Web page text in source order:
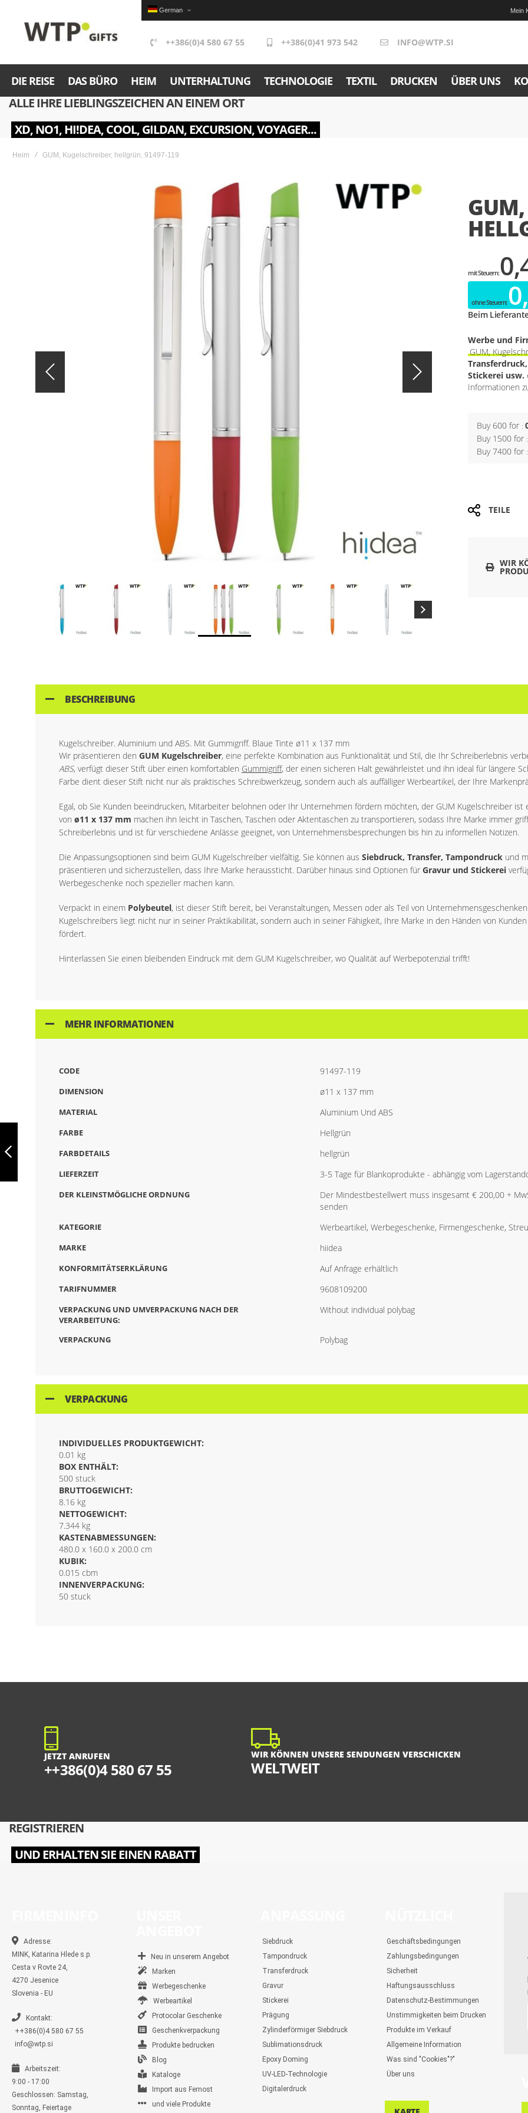
German Mein
++386(0)4 580 67 55 ++386(0)41 973 542 INFO@WTP.SI
DIE REISE DAS BÜRO HEIM UNTERHALTUNG TECHNOLOGIE TEXTIL DRUCKEN ÜBER UNS
ALLE IHRE LIEBLINGSZEICHEN AN EINEM ORT
XD, NO1, HI!DEA, COOL, GILDAN, EXCURSION, VOYAGER...
Heim GUM, Kugelschreiber, hellgrün, 91497-119
the
images
GUM,
Beim
Werbe und
GUM,
Stickerei usw.
Informationen
Buy 600 for
Buy 1500 for
Buy 7400 for
TEILE
WIR
KUGELSCHREIBER
VERGOLDETEN
GOLD, 91489-117
BESCHREIBUNG
Kugelschreiber. Aluminium und ABS. Mit Gummigriff. Blaue Tinte ø11 x 137 mm
Wir präsentieren den GUM Kugelschreiber, eine perfekte Kombination aus Funktionalität und Stil, die Ihr Schreiberlebnis
ABS, verfügt dieser Stift über einen komfortablen Gummigriff, der einen sicheren Halt gewährleistet und ihn ideal für längere
Farbe dient dieser Stift nicht nur als praktisches Schreibwerkzeug, sondern auch als auffälliger Werbeartikel, der Ihre
Egal, ob Sie Kunden beeindrucken, Mitarbeiter belohnen oder Ihr Unternehmen fördern möchten, der GUM Kugelschreiber ist
von ø11 x 137 mm machen ihn leicht in Taschen, Taschen oder Aktentaschen zu transportieren, sodass Ihre Marke immer
Schreiberlebnis und ist für verschiedene Anlässe geeignet, von Unternehmensbesprechungen bis hin zu informellen Notizen.
Die Anpassungsoptionen sind beim GUM Kugelschreiber vielfältig. Sie können aus Siebdruck, Transfer, Tampondruck und
präsentieren und sicherzustellen, dass Ihre Marke heraussticht. Darüber hinaus sind Optionen für Gravur und Stickerei
Werbegeschenke noch spezieller machen kann.
Verpackt in einem Polybeutel, ist dieser Stift bereit, bei Veranstaltungen, Messen oder als Teil von
Kugelschreibers liegt nicht nur in seiner Praktikabilität, sondern auch in seiner Fähigkeit, Ihre Marke in den Händen von
fördert.
Hinterlassen Sie einen bleibenden Eindruck mit dem GUM Kugelschreiber, wo Qualität auf Werbepotenzial trifft!
MEHR INFORMATIONEN
CODE 91497-119
DIMENSION ø11 x 137 mm
MATERIAL Aluminium Und ABS
FARBE Hellgrün
FARBDETAILS hellgrün
LIEFERZEIT 3-5 Tage für Blankoprodukte - abhängig vom
DER KLEINSTMÖGLICHE ORDNUNG
Der Mindestbestellwert muss insgesamt € 200,00 +
senden
KATEGORIE Werbeartikel, Werbegeschenke, Firmengeschenke,
MARKE hiidea
KONFORMITÄTSERKLÄRUNG Auf Anfrage erhältlich
TARIFNUMMER 9608109200
VERPACKUNG UND UMVERPACKUNG NACH DER
VERARBEITUNG:
Without individual polybag
VERPACKUNG Polybag
VERPACKUNG
INDIVIDUELLES PRODUKTGEWICHT:
0.01 kg
BOX ENTHÄLT:
500 stuck
BRUTTOGEWICHT:
8.16 kg
NETTOGEWICHT:
7.344 kg
KASTENABMESSUNGEN:
480.0 x 160.0 x 200.0 cm
KUBIK:
0.015 cbm
INNENVERPACKUNG:
50 stuck
JETZT ANRUFEN
++386(0)4 580 67 55
WIR KÖNNEN UNSERE SENDUNGEN VERSCHICKEN
WELTWEIT
REGISTRIEREN
UND ERHALTEN SIE EINEN RABATT
Adresse:
MINK, Katarina Hlede s.p.
Cesta v Rovte 24,
4270 Jesenice
Slovenia - EU
Kontakt:
++386(0)4 580 67 55
info@wtp.si
Arbeitszeit:
9:00 - 17:00
Geschlossen: Samstag,
Sonntag, Feiertage
Neu in unserem Angebot
Marken
Werbegeschenke
Werbeartikel
Protocolar Geschenke
Geschenkverpackung
Produkte bedrucken
Blog
Kataloge
Import aus Fernost
und viele Produkte
Siebdruck
Tampondruck
Transferdruck
Gravur
Stickerei
Prägung
Zylinderförmiger Siebdruck
Sublimationsdruck
Epoxy Doming
UV-LED-Technologie
Digitalerdruck
Geschäftsbedingungen
Zahlungsbedingungen
Sicherheit
Haftungsausschluss
Datenschutz-Bestimmungen
Unstimmigkeiten beim Drucken
Produkte im Verkauf
Allgemeine Information
Was sind "Cookies"?"
Über uns